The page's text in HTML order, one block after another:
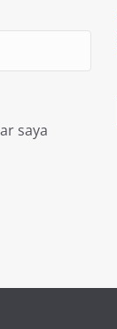
saya